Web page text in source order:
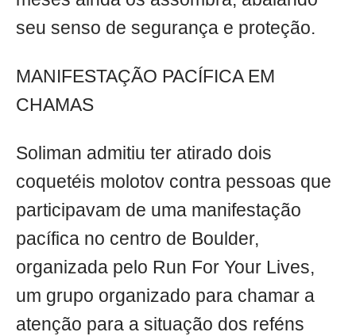
seu senso de segurança e proteção.
MANIFESTAÇÃO PACÍFICA EM
CHAMAS
Soliman admitiu ter atirado dois
coquetéis molotov contra pessoas que
participavam de uma manifestação
pacífica no centro de Boulder,
organizada pelo Run For Your Lives,
um grupo organizado para chamar a
atenção para a situação dos reféns